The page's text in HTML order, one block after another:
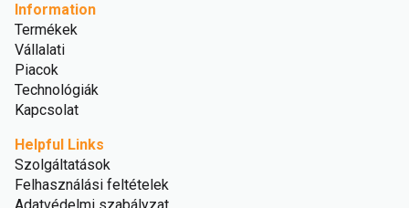
Information
Termékek
Vállalati
Piacok
Technológiák
Kapcsolat
Helpful Links
Szolgáltatások
Felhasználási feltételek